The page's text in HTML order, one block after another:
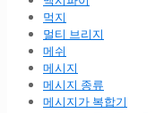
먹지
멀티 브리지
메쉬
메시지
메시지 종류
메시지가 복합기